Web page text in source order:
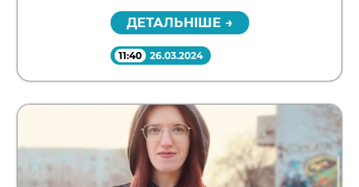
ДЕТАЛЬНІШЕ →
11:40 26.03.2024